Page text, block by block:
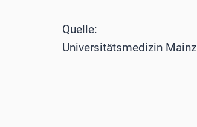
Quelle:
Universitätsmedizin Mainz